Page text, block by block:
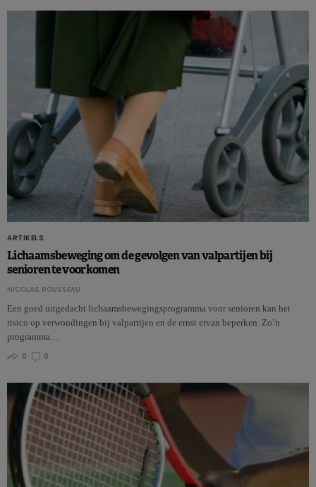
ARTIKELS
Lichaamsbeweging om de gevolgen van valpartijen bij
senioren te voorkomen
NICOLAS ROUSSEAU
Een goed uitgedacht lichaamsbewegingsprogramma voor senioren kan het
risico op verwondingen bij valpartijen en de ernst ervan beperken. Zo’n
programma…
0
0